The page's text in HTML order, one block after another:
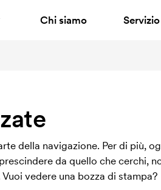
Chi siamo
della navigazione. Per di più,
da quello che cerchi,
vedere una bozza di